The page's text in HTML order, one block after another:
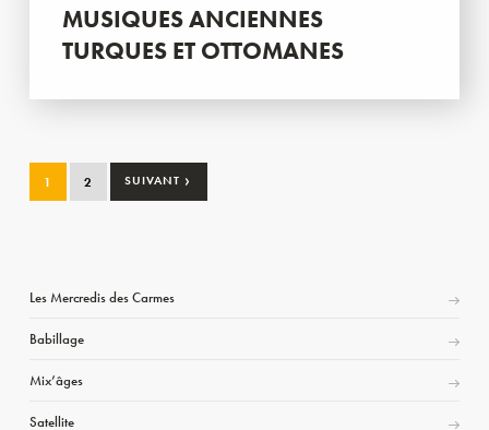
MUSIQUES ANCIENNES
TURQUES ET OTTOMANES
1 2 SUIVANT ›
Les Mercredis des Carmes
Babillage
Mix’âges
Satellite